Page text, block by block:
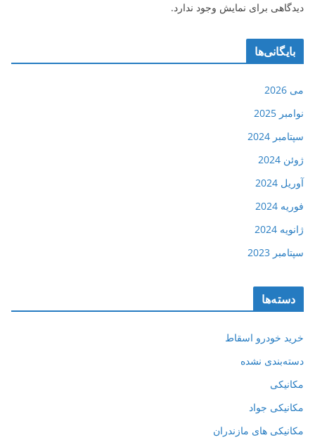
دیدگاهی برای نمایش وجود ندارد.
بایگانی‌ها
می 2026
نوامبر 2025
سپتامبر 2024
ژوئن 2024
آوریل 2024
فوریه 2024
ژانویه 2024
سپتامبر 2023
دسته‌ها
خرید خودرو اسقاط
دسته‌بندی نشده
مکانیکی
مکانیکی جواد
مکانیکی های مازندران